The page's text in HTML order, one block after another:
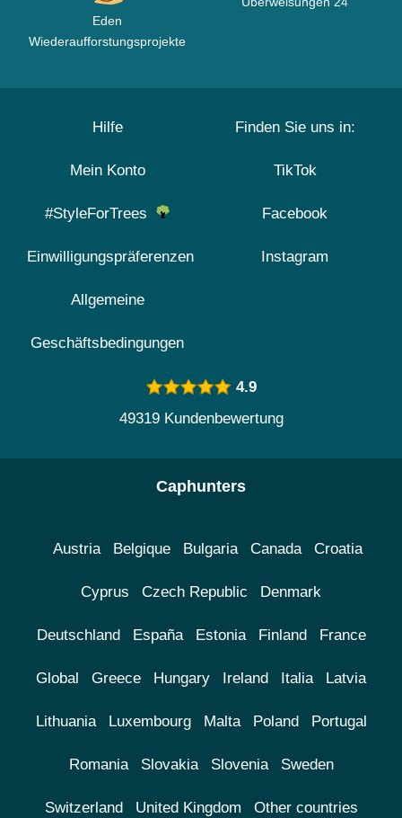
Eden
Wiederaufforstungsprojekte
Hilfe
Mein Konto
#StyleForTrees
Einwilligungspräferenzen
Allgemeine
Geschäftsbedingungen
Finden Sie uns in:
TikTok
Facebook
Instagram
4.9
49319 Kundenbewertung
Caphunters
Austria Belgique Bulgaria Canada Croatia
Cyprus Czech Republic Denmark
Deutschland España Estonia Finland France
Global Greece Hungary Ireland Italia Latvia
Lithuania Luxembourg Malta Poland Portugal
Romania Slovakia Slovenia Sweden
Switzerland United Kingdom Other countries